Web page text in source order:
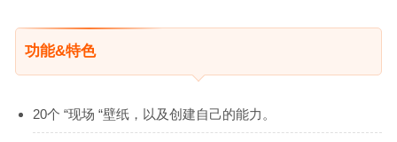
功能&特色
20个 “现场 “壁纸，以及创建自己的能力。